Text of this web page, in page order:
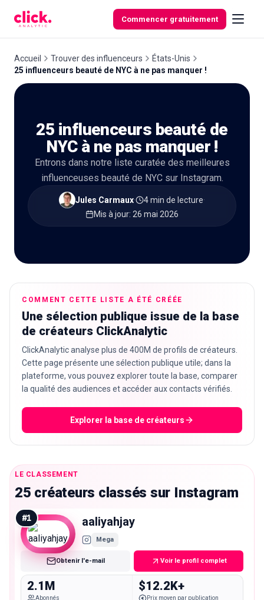
Commencer gratuitement
Outils
gratuits
🇫🇷FR
Accueil Trouver des influenceurs
États-Unis
25 influenceurs beauté de NYC à ne pas manquer !
25 influenceurs beauté de
NYC à ne pas manquer !
Entrons dans notre liste curatée des meilleures
influenceuses beauté de NYC sur Instagram.
Jules Carmaux· 4 min de lecture·
Mis à jour: 26 mai 2026
COMMENT CETTE LISTE A ÉTÉ CRÉÉE
Une sélection publique issue de la base
de créateurs ClickAnalytic
ClickAnalytic analyse plus de 400M de profils de créateurs.
Cette page présente une sélection publique utile; dans la
plateforme, vous pouvez explorer toute la base, comparer
la qualité des audiences et accéder aux contacts vérifiés.
Explorer la base de créateurs
LE CLASSEMENT
25 créateurs classés sur Instagram
#1 aaliyahjay
Mega
Obtenir l'e-mail Voir le profil complet
2.1M
Abonnés
$12.2K+
Prix moyen par publication